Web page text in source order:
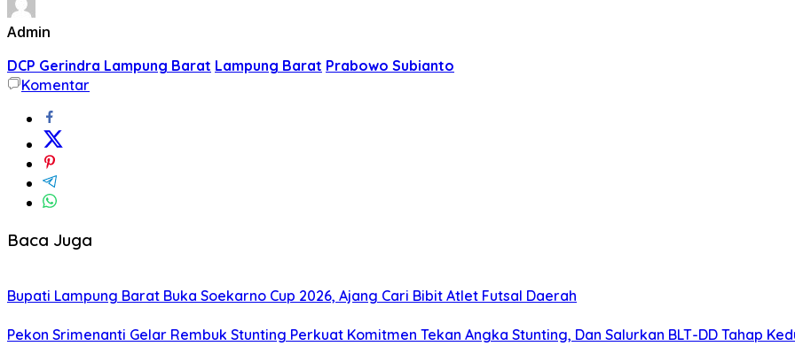
Admin
DCP Gerindra Lampung Barat Lampung Barat Prabowo Subianto
Komentar
Baca Juga
Bupati Lampung Barat Buka Soekarno Cup 2026, Ajang Cari Bibit Atlet Futsal Daerah
Pekon Srimenanti Gelar Rembuk Stunting Perkuat Komitmen Tekan Angka Stunting, Dan Salurkan BLT-DD Tahap